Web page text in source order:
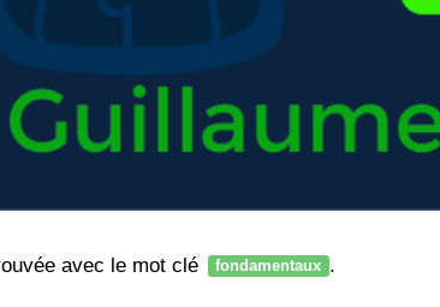
avec le mot clé fondamentaux .